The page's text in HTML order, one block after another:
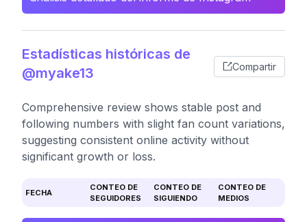
Estadísticas históricas de
@myake13
Compartir
Comprehensive review shows stable post and
following numbers with slight fan count variations,
suggesting consistent online activity without
significant growth or loss.
FECHA
CONTEO DE
SEGUIDORES
CONTEO DE
SIGUIENDO
CONTEO DE
MEDIOS